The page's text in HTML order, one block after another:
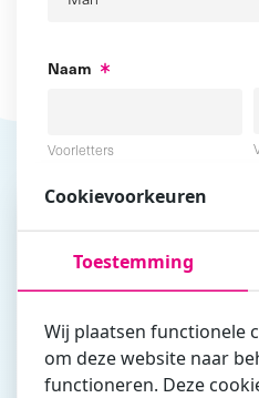
Naam
Voorletters
Vul hier bij voorkeur het e-
Cookievoorkeuren
Toestemming
Wij plaatsen functionele
om deze website naar
functioneren. Deze